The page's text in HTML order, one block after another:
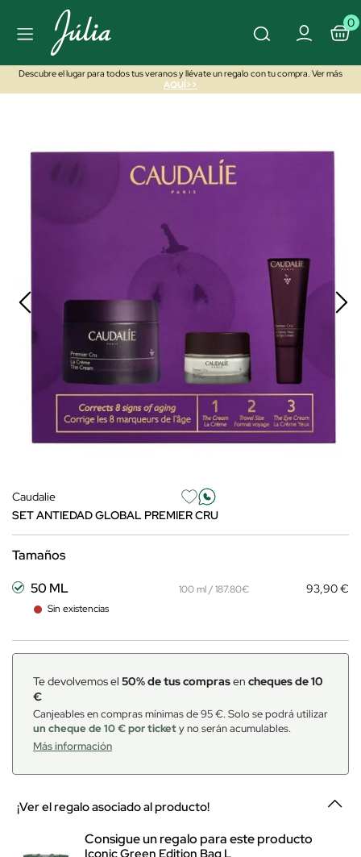
0
Descubre el lugar para todos tus veranos y llévate un regalo con tu compra. Ver más
AQUÍ>>
Caudalie
SET ANTIEDAD GLOBAL PREMIER CRU
Tamaños
50 ML
Sin existencias
100 ml / 187.80€ 93,90 €
Te devolvemos el 50% de tus comprasen cheques de 10
€
Canjeables en compras mínimas de 95 €. Solo se podrá utilizar
un cheque de 10 € por tickety no serán acumulables.
Más información
¡Ver el regalo asociado al producto!
Consigue un regalo para este producto
Iconic Green Edition Bag L